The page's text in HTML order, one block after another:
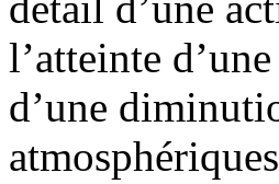
l’atteinte
d’une